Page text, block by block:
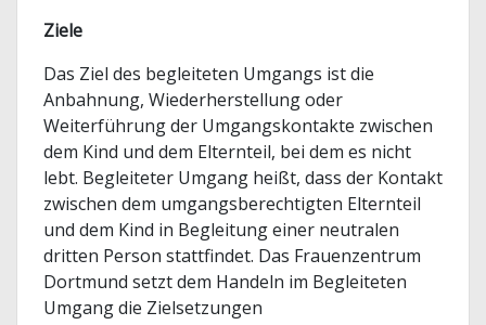
Ziele
Das Ziel des begleiteten Umgangs ist die
Anbahnung, Wiederherstellung oder
Weiterführung der Umgangskontakte zwischen
dem Kind und dem Elternteil, bei dem es nicht
lebt. Begleiteter Umgang heißt, dass der Kontakt
zwischen dem umgangsberechtigten Elternteil
und dem Kind in Begleitung einer neutralen
dritten Person stattfindet. Das Frauenzentrum
Dortmund setzt dem Handeln im Begleiteten
Umgang die Zielsetzungen